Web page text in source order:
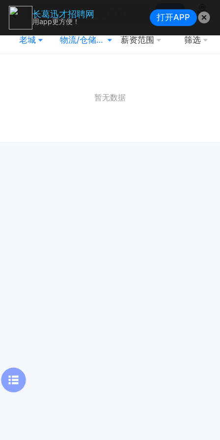
搜索
地图
老城 物流/仓储/商贸/外贸/进出口 薪资范围 筛选
暂无数据
长葛迅才招聘网
用app更方便！ 打开APP